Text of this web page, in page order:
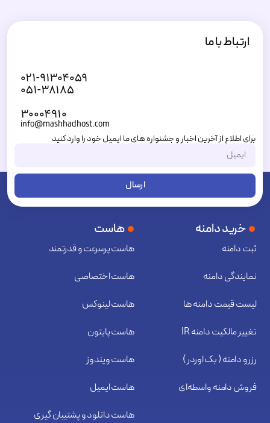
ارتباط با ما
۰۲۱-۹۱۳۰۴۰۵۹
۰۵۱-۳۸۱۸۵
۳۰۰۰۴۹۱۰
info@mashhadhost.com
برای اطلاع از آخرین اخبار و جشنواره های ما ایمیل خود را وارد کنید
ارسال
خرید دامنه
ثبت دامنه
نمایندگی دامنه
لیست قیمت دامنه ها
تغییر مالکیت دامنه IR
رزرو دامنه ( بک اوردر )
فروش دامنه واسطه‌ای
هاست
هاست پرسرعت و قدرتمند
هاست اختصاصی
هاست لینوکس
هاست پایتون
هاست ویندوز
هاست ایمیل
هاست دانلود و پشتیبان گیری